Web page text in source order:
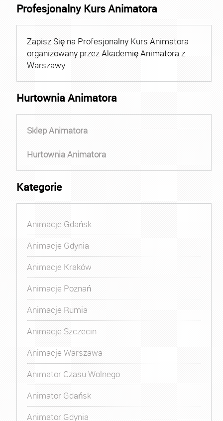
Profesjonalny Kurs Animatora
Zapisz Się na Profesjonalny Kurs Animatora
organizowany przez Akademię Animatora z
Warszawy.
Hurtownia Animatora
Sklep Animatora
Hurtownia Animatora
Kategorie
Animacje Gdańsk
Animacje Gdynia
Animacje Kraków
Animacje Poznań
Animacje Rumia
Animacje Szczecin
Animacje Warszawa
Animator Czasu Wolnego
Animator Gdańsk
Animator Gdynia